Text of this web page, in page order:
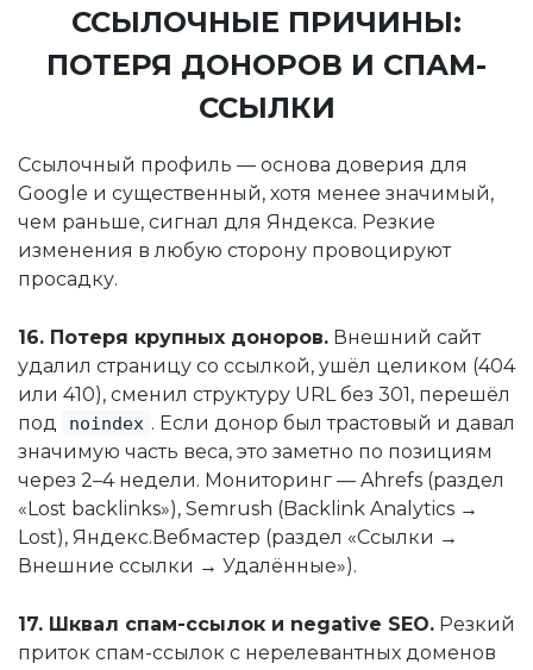
ССЫЛОЧНЫЕ ПРИЧИНЫ:
ПОТЕРЯ ДОНОРОВ И СПАМ-
ССЫЛКИ
Ссылочный профиль — основа доверия для
Google и существенный, хотя менее значимый,
чем раньше, сигнал для Яндекса. Резкие
изменения в любую сторону провоцируют
просадку.
16. Потеря крупных доноров. Внешний сайт
удалил страницу со ссылкой, ушёл целиком (404
или 410), сменил структуру URL без 301, перешёл
под
noindex . Если донор был трастовый и давал
значимую часть веса, это заметно по позициям
через 2–4 недели. Мониторинг — Ahrefs (раздел
«Lost backlinks»), Semrush (Backlink Analytics →
Lost), Яндекс.Вебмастер (раздел «Ссылки →
Внешние ссылки → Удалённые»).
17. Шквал спам-ссылок и negative SEO. Резкий
приток спам-ссылок с нерелевантных доменов